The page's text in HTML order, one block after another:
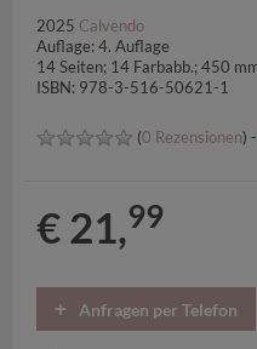
2025 Calvendo
Auflage: 4. Auflage
14 Seiten; 14 Farbabb.; 450
ISBN: 978-3-516-50621-1
(0 Rezensionen) -
€ 21,99
Anfragen per Telefon